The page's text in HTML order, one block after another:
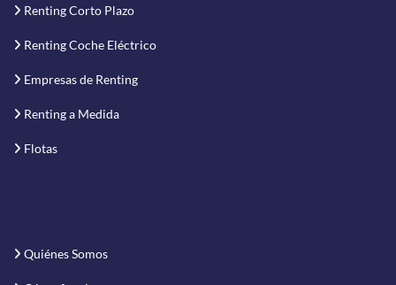
Renting Corto Plazo
Renting Coche Eléctrico
Empresas de Renting
Renting a Medida
Flotas
Quiénes Somos